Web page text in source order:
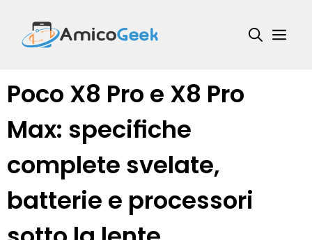
contenuto
Poco X8 Pro e X8 Pro
Max: specifiche
complete svelate,
batterie e processori